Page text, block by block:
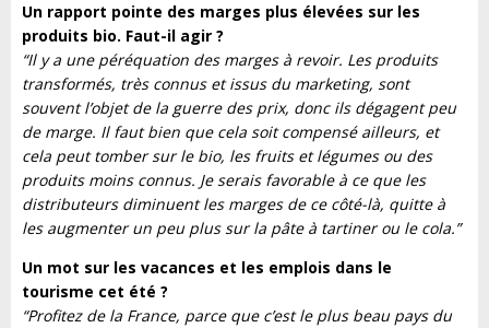
Un rapport pointe des marges plus élevées sur les
produits bio. Faut-il agir ?
“Il y a une péréquation des marges à revoir. Les produits
transformés, très connus et issus du marketing, sont
souvent l’objet de la guerre des prix, donc ils dégagent peu
de marge. Il faut bien que cela soit compensé ailleurs, et
cela peut tomber sur le bio, les fruits et légumes ou des
produits moins connus. Je serais favorable à ce que les
distributeurs diminuent les marges de ce côté-là, quitte à
les augmenter un peu plus sur la pâte à tartiner ou le cola.”
Un mot sur les vacances et les emplois dans le
tourisme cet été ?
“Profitez de la France, parce que c’est le plus beau pays du